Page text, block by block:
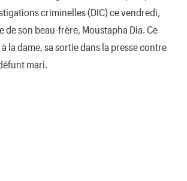
criminelles (DIC) ce vendredi,
de son beau-frère, Moustapha Dia. Ce
la dame, sa sortie dans la presse contre
mari.